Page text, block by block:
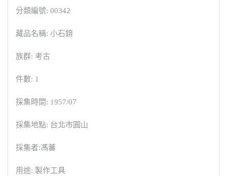
分類編號: 00342
藏品名稱: 小石錛
族群: 考古
件數: 1
採集時間: 1957/07
採集地點: 台北市圓山
採集者:馮蕃
用途: 製作工具